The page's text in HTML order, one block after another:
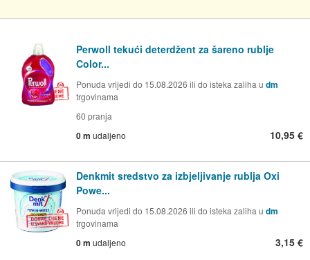
Perwoll tekući deterdžent za šareno rublje
Color...
Ponuda vrijedi do 15.08.2026 ili do isteka zaliha u dm
trgovinama
60 pranja
0 m udaljeno 10,95 €
Denkmit sredstvo za izbjeljivanje rublja Oxi
Powe...
Ponuda vrijedi do 15.08.2026 ili do isteka zaliha u dm
trgovinama
0 m udaljeno 3,15 €